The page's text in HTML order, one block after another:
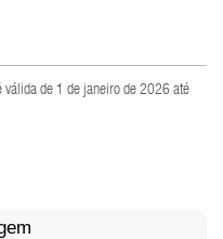
válida de 1 de janeiro de 2026 até